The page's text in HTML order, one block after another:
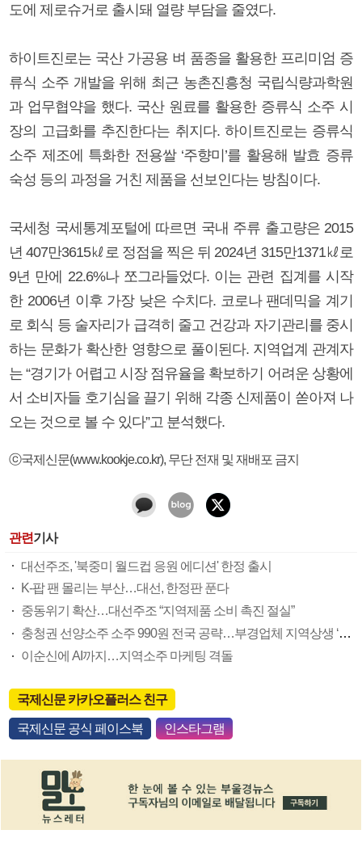
도에 제로슈거로 출시돼 열량 부담을 줄였다.
하이트진로는 국산 가공용 벼 품종을 활용한 프리미엄 증
류식 소주 개발을 위해 최근 농촌진흥청 국립식량과학원
과 업무협약을 했다. 국산 원료를 활용한 증류식 소주 시
장의 고급화를 추진한다는 취지다. 하이트진로는 증류식
소주 제조에 특화한 전용쌀 ‘주향미’를 활용해 발효 증류
숙성 등의 과정을 거친 제품을 선보인다는 방침이다.
국세청 국세통계포털에 따르면 국내 주류 출고량은 2015
년 407만3615㎘로 정점을 찍은 뒤 2024년 315만1371㎘로
9년 만에 22.6%나 쪼그라들었다. 이는 관련 집계를 시작
한 2006년 이후 가장 낮은 수치다. 코로나 팬데믹을 계기
로 회식 등 술자리가 급격히 줄고 건강과 자기관리를 중시
하는 문화가 확산한 영향으로 풀이된다. 지역업계 관계자
는 “경기가 어렵고 시장 점유율을 확보하기 어려운 상황에
서 소비자들 호기심을 끌기 위해 각종 신제품이 쏟아져 나
오는 것으로 볼 수 있다”고 분석했다.
ⓒ국제신문(www.kookje.co.kr), 무단 전재 및 재배포 금지
관련기사
대선주조, '북중미 월드컵 응원 에디션' 한정 출시
K-팝 팬 몰리는 부산…대선, 한정판 푼다
중동위기 확산…대선주조 “지역제품 소비 촉진 절실”
충청권 선양소주 소주 990원 전국 공략…부경업체 지역상생 ‘몸부림’
이순신에 AI까지…지역소주 마케팅 격돌
국제신문 카카오플러스 친구
국제신문 공식 페이스북 인스타그램